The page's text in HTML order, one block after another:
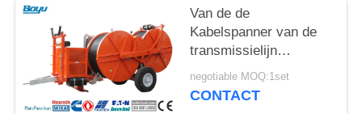
Van de de
Kabelspanner van de
transmissielijn
Hydraulische de
Spanningsmachine
negotiable MOQ:1set
CONTACT